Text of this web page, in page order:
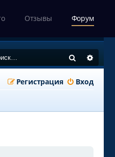
Отзывы Форум
Поиск
Вход
Регистрация